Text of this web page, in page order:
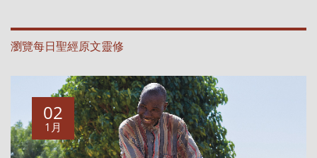
瀏覽每日聖經原文靈修
02
1月